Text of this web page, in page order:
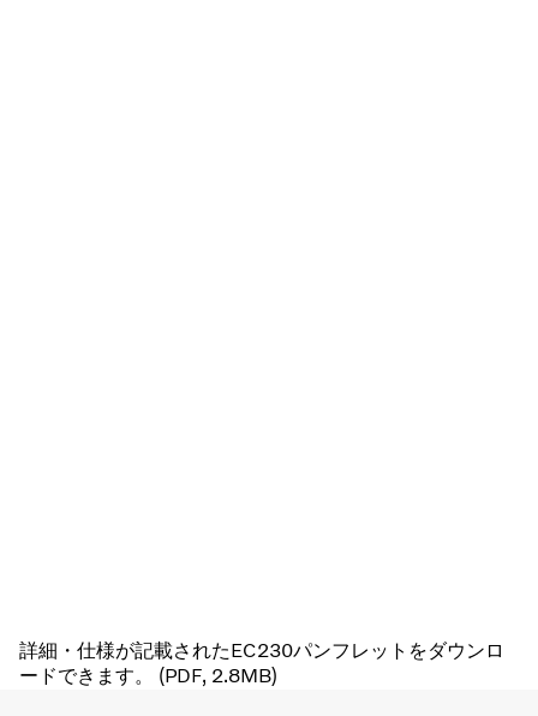
詳細・仕様が記載されたEC230パンフレットをダウンロ
ードできます。 (PDF, 2.8MB)